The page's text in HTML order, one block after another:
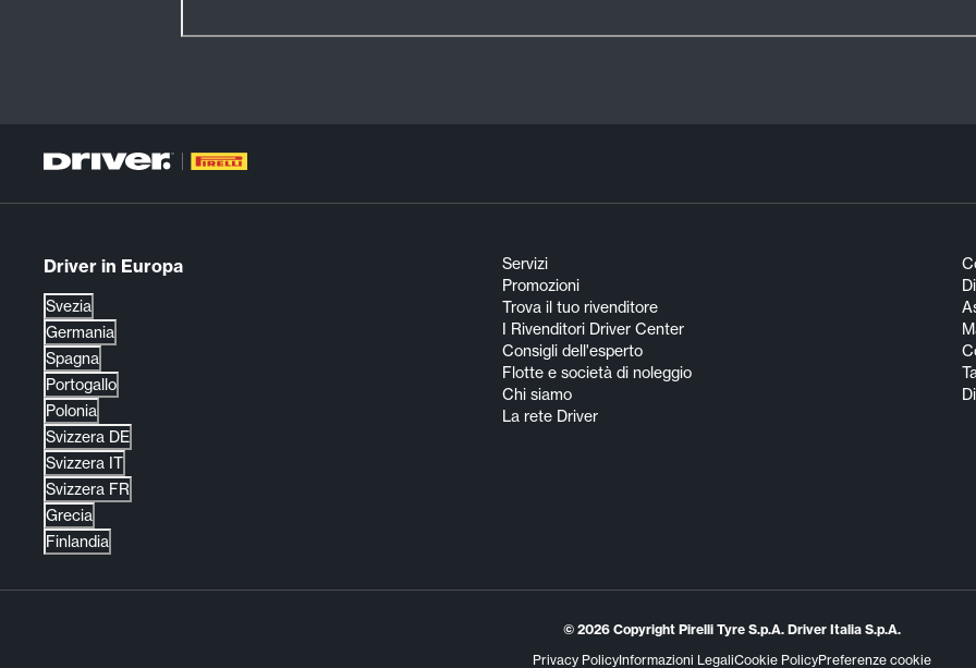
Driver in Europa
Svezia
Germania
Spagna
Portogallo
Polonia
Svizzera DE
Svizzera IT
Svizzera FR
Grecia
Finlandia
Servizi
Promozioni
Trova il tuo rivenditore
I Rivenditori Driver Center
Consigli dell'esperto
Flotte e società di noleggio
Chi siamo
La rete Driver
© 2026 Copyright Pirelli Tyre S.p.A. Driver Italia S.p.A.
Privacy PolicyInformazioni LegaliCookie PolicyPreferenze cookie